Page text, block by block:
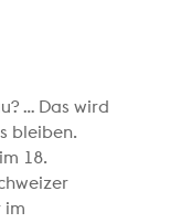
… Das wird
bleiben.
18.
im